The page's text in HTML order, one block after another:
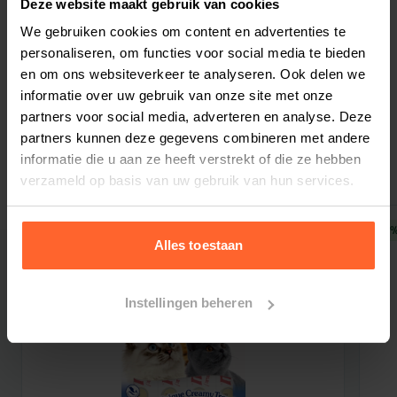
Deze website maakt gebruik van cookies
We gebruiken cookies om content en advertenties te
personaliseren, om functies voor social media te bieden
en om ons websiteverkeer te analyseren. Ook delen we
informatie over uw gebruik van onze site met onze
partners voor social media, adverteren en analyse. Deze
partners kunnen deze gegevens combineren met andere
informatie die u aan ze heeft verstrekt of die ze hebben
verzameld op basis van uw gebruik van hun services.
Alles toestaan
Instellingen beheren
Haring (gedroogd, 4%), Hele sardine
(Gevriesdroogde), 4%), Schapenvlees
(gedroogd, 4%), Verse runder nier (3,5%), Vers
runder hart (3,5%), Hele rode linzen, Hele groene
linzen, Hele groene erwten, Linzen vezel, Hele
kikkererwten, Hele gele erwten, Hele
Verse varkenslever (3%), Verse lamslever (2%),
Pacifische kabeljauw (gedroogd, 2%), Runder vet
(2%), Varkensvet (2%), Haring olie (1%), Groene
lams pens (1%), Runder kraakbeen (gedroogd,
zeewier, Runderlever (gevriesdroogd),
Runderpens (gevriesdroogd), Lamslever
(gevriesdroogd), Lamspens (gevriesdroogd),
Bestelherinnering instellen
Gerelateerde producten